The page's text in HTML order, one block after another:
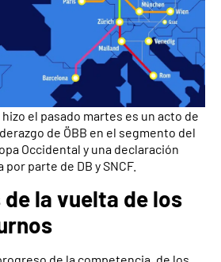
el pasado martes es un acto de
de ÖBB en el segmento del
Occidental y una declaración
parte de DB y SNCF.
la vuelta de los